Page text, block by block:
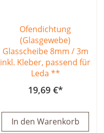
Ofendichtung
(Glasgewebe)
Glasscheibe 8mm / 3m
inkl. Kleber, passend für
Leda **
19,69 €
In den Warenkorb